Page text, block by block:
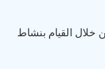
خلال القيام بنشاط